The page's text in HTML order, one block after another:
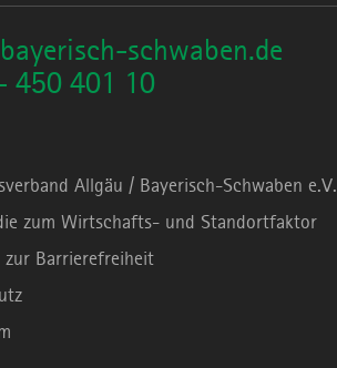
schwaben.de
450 401 10
Allgäu / Bayerisch-Schwaben e.V.
zum Wirtschafts- und Standortfaktor
zur Barrierefreiheit